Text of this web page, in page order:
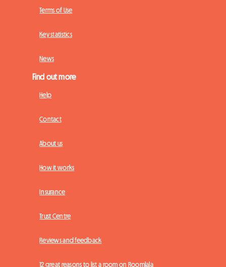
Terms of Use
Key statistics
News
Find out more
Help
Contact
About us
How it works
Insurance
Trust Centre
Reviews and feedback
12 great reasons to list a room on Roomlala